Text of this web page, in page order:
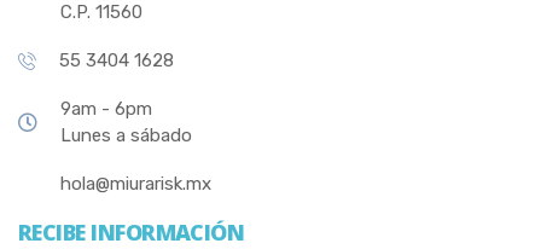
C.P. 11560
55 3404 1628
9am - 6pm
Lunes a sábado
hola@miurarisk.mx
RECIBE INFORMACIÓN